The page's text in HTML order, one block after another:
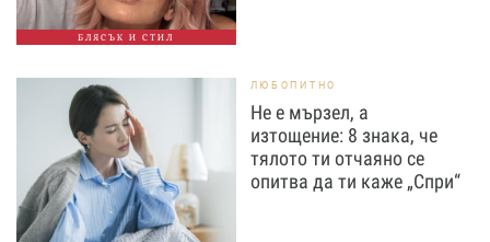
БЛЯСЪК И СТИЛ
ЛЮБОПИТНО
Не е мързел, а
изтощение: 8 знака, че
тялото ти отчаяно се
опитва да ти каже „Спри“